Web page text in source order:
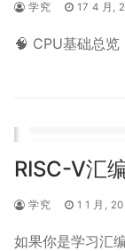
学究 17 4 月,
🧠 CPU基础总
RISC-V汇
学究 1 1 月,
如果你是学习汇